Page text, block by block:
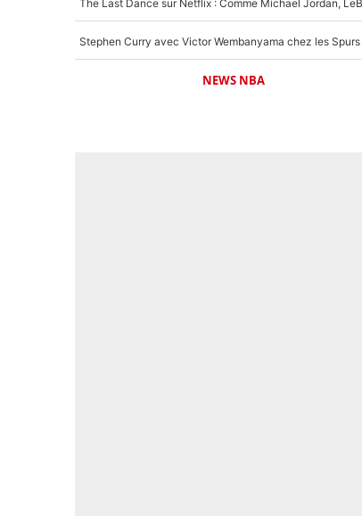
NEWS NBA